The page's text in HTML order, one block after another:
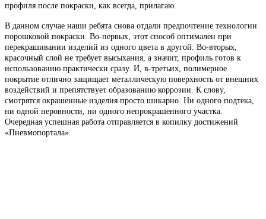
профиля после покраски, как всегда, прилагаю.
В данном случае наши ребята снова отдали предпочтение технологии
порошковой покраски. Во-первых, этот способ оптимален при
перекрашивании изделий из одного цвета в другой. Во-вторых,
красочный слой не требует высыхания, а значит, профиль готов к
использованию практически сразу. И, в-третьих, полимерное
покрытие отлично защищает металлическую поверхность от внешних
воздействий и препятствует образованию коррозии. К слову,
смотрятся окрашенные изделия просто шикарно. Ни одного подтека,
ни одной неровности, ни одного непрокрашенного участка.
Очередная успешная работа отправляется в копилку достижений
«Пневмопортала».